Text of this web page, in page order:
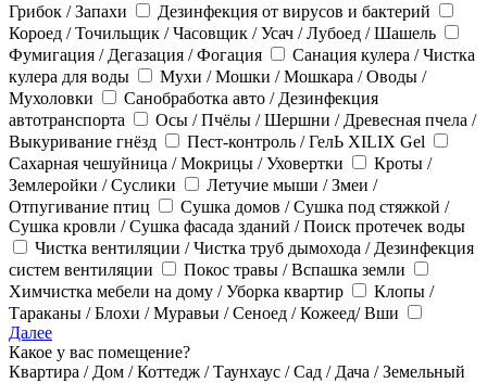
Грибок / Запахи
Дезинфекция от вирусов и бактерий
Короед / Точильщик / Часовщик / Усач / Лубоед / Шашель
Фумигация / Дегазация / Фогация
Санация кулера / Чистка
кулера для воды
Мухи / Мошки / Мошкара / Оводы /
Мухоловки
Санобработка авто / Дезинфекция
автотранспорта
Осы / Пчёлы / Шершни / Древесная пчела /
Выкуривание гнёзд
Пест-контроль / ГелЬ XILIX Gel
Сахарная чешуйница / Мокрицы / Уховертки
Кроты /
Землеройки / Суслики
Летучие мыши / Змеи /
Отпугивание птиц
Сушка домов / Сушка под стяжкой /
Сушка кровли / Сушка фасада зданий / Поиск протечек воды
Чистка вентиляции / Чистка труб дымохода / Дезинфекция
систем вентиляции
Покос травы / Вспашка земли
Химчистка мебели на дому / Уборка квартир
Клопы /
Тараканы / Блохи / Муравьи / Сеноед / Кожеед/ Вши
Далее
Какое у вас помещение?
Квартира / Дом / Коттедж / Таунхаус / Сад / Дача / Земельный